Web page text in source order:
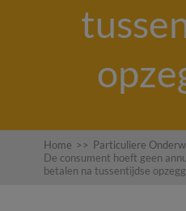
Home >> Particuliere
De consument hoeft geen
betalen na tussentijdse